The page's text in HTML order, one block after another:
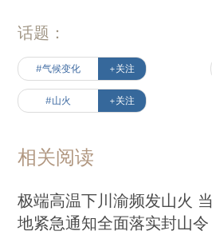
话题：
#气候变化 +关注
#山火 +关注
相关阅读
极端高温下川渝频发山火 当
地紧急通知全面落实封山令